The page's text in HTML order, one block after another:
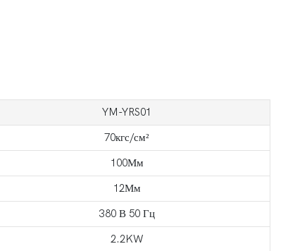
YM-YRS01
70кгс/см²
100Мм
12Мм
380 В 50 Гц
2.2KW